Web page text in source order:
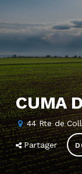
CUMA
44 Rte de
Partager